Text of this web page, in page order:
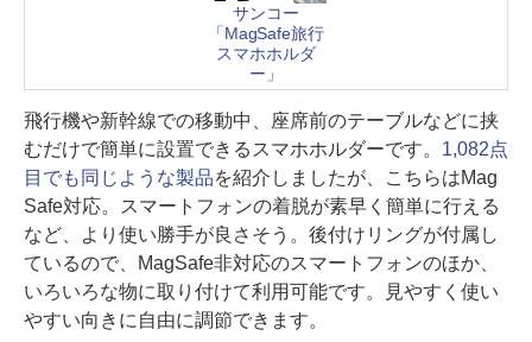
サンコー
「MagSafe旅行
スマホホルダ
ー」
飛行機や新幹線での移動中、座席前のテーブルなどに挟
むだけで簡単に設置できるスマホホルダーです。 1,082点
目でも同じような製品を紹介しましたが、こちらはMag
Safe対応。スマートフォンの着脱が素早く簡単に行える
など、より使い勝手が良さそう。後付けリングが付属し
ているので、MagSafe非対応のスマートフォンのほか、
いろいろな物に取り付けて利用可能です。見やすく使い
やすい向きに自由に調節できます。